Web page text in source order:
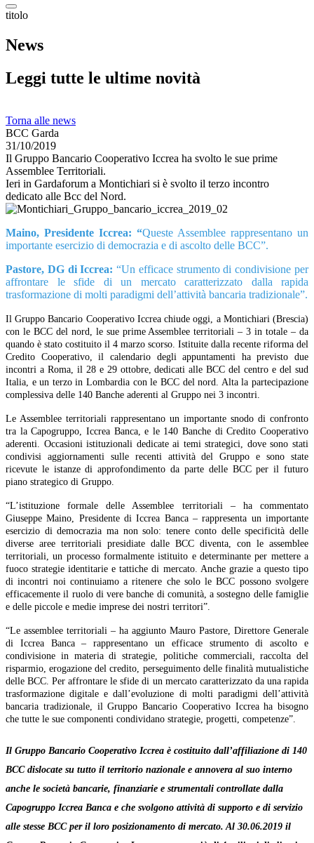
titolo
News
Leggi tutte le ultime novità
Torna alle news
BCC Garda
31/10/2019
Il Gruppo Bancario Cooperativo Iccrea ha svolto le sue prime
Assemblee Territoriali.
Ieri in Gardaforum a Montichiari si è svolto il terzo incontro
dedicato alle Bcc del Nord.
Maino, Presidente Iccrea: “Queste Assemblee rappresentano un
importante esercizio di democrazia e di ascolto delle BCC”.
Pastore, DG di Iccrea:“Un efficace strumento di condivisione per
affrontare le sfide di un mercato caratterizzato dalla rapida
trasformazione di molti paradigmi dell’attività bancaria tradizionale”.
Il Gruppo Bancario Cooperativo Iccrea chiude oggi, a Montichiari (Brescia)
con le BCC del nord, le sue prime Assemblee territoriali – 3 in totale – da
quando è stato costituito il 4 marzo scorso. Istituite dalla recente riforma del
Credito Cooperativo, il calendario degli appuntamenti ha previsto due
incontri a Roma, il 28 e 29 ottobre, dedicati alle BCC del centro e del sud
Italia, e un terzo in Lombardia con le BCC del nord. Alta la partecipazione
complessiva delle 140 Banche aderenti al Gruppo nei 3 incontri.
Le Assemblee territoriali rappresentano un importante snodo di confronto
tra la Capogruppo, Iccrea Banca, e le 140 Banche di Credito Cooperativo
aderenti. Occasioni istituzionali dedicate ai temi strategici, dove sono stati
condivisi aggiornamenti sulle recenti attività del Gruppo e sono state
ricevute le istanze di approfondimento da parte delle BCC per il futuro
piano strategico di Gruppo.
“L’istituzione formale delle Assemblee territoriali – ha commentato
Giuseppe Maino, Presidente di Iccrea Banca – rappresenta un importante
esercizio di democrazia ma non solo: tenere conto delle specificità delle
diverse aree territoriali presidiate dalle BCC diventa, con le assemblee
territoriali, un processo formalmente istituito e determinante per mettere a
fuoco strategie identitarie e tattiche di mercato. Anche grazie a questo tipo
di incontri noi continuiamo a ritenere che solo le BCC possono svolgere
efficacemente il ruolo di vere banche di comunità, a sostegno delle famiglie
e delle piccole e medie imprese dei nostri territori”.
“Le assemblee territoriali – ha aggiunto Mauro Pastore, Direttore Generale
di Iccrea Banca – rappresentano un efficace strumento di ascolto e
condivisione in materia di strategie, politiche commerciali, raccolta del
risparmio, erogazione del credito, perseguimento delle finalità mutualistiche
delle BCC. Per affrontare le sfide di un mercato caratterizzato da una rapida
trasformazione digitale e dall’evoluzione di molti paradigmi dell’attività
bancaria tradizionale, il Gruppo Bancario Cooperativo Iccrea ha bisogno
che tutte le sue componenti condividano strategie, progetti, competenze”.
Il Gruppo Bancario Cooperativo Iccrea è costituito dall’affiliazione di 140
BCC dislocate su tutto il territorio nazionale e annovera al suo interno
anche le società bancarie, finanziarie e strumentali controllate dalla
Capogruppo Iccrea Banca e che svolgono attività di supporto e di servizio
alle stesse BCC per il loro posizionamento di mercato. Al 30.06.2019 il